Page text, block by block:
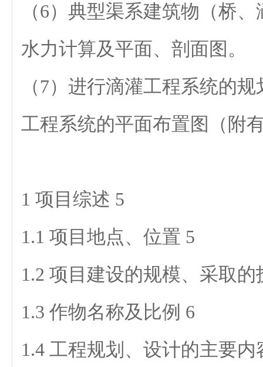
（6）典型渠系建筑物（桥
水力计算及平面、剖面图。
（7）进行滴灌工程系统的
工程系统的平面布置图（附
1 项目综述 5
1.1 项目地点、位置 5
1.2 项目建设的规模、采取的
1.3 作物名称及比例 6
1.4 工程规划、设计的主要内